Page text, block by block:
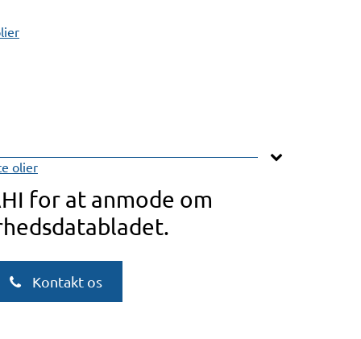
olier
for at anmode om
Kontakt os